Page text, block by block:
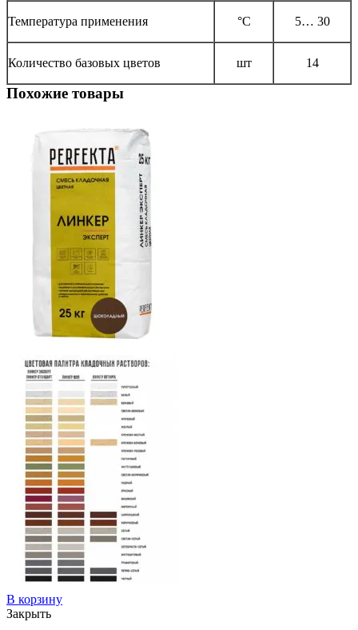
Температура применения °С 5… 30
Количество базовых цветов шт 14
Похожие товары
В корзину
Закрыть